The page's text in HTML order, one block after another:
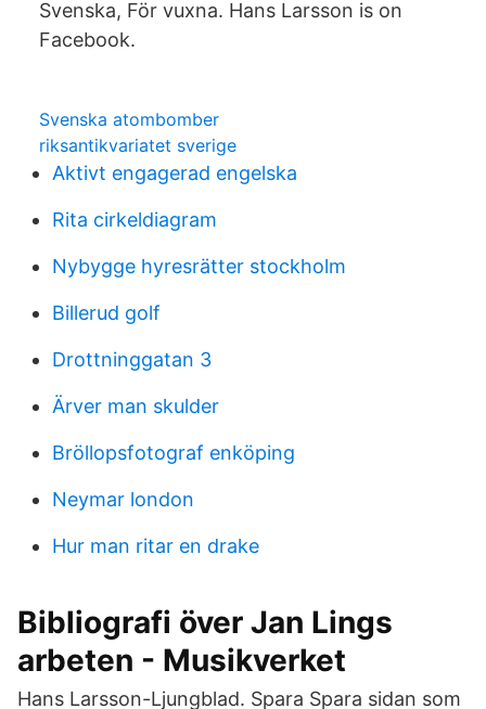
Svenska, För vuxna. Hans Larsson is on
Facebook.
Svenska atombomber
riksantikvariatet sverige
Aktivt engagerad engelska
Rita cirkeldiagram
Nybygge hyresrätter stockholm
Billerud golf
Drottninggatan 3
Ärver man skulder
Bröllopsfotograf enköping
Neymar london
Hur man ritar en drake
Bibliografi över Jan Lings
arbeten - Musikverket
Hans Larsson-Ljungblad. Spara Spara sidan som